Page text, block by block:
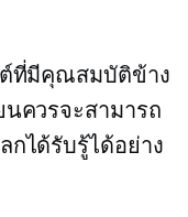
ต์ที่มีคุณสมบัติข้าง
ควรจะสามารถ
กได้รับรู้ได้อย่าง